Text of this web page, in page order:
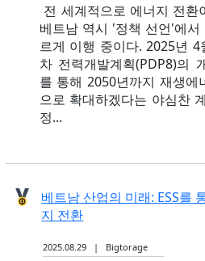
전 세계적으로 에너지 전환
베트남 역시 '정책 선언'에
르게 이행 중이다. 2025년
차 전력개발계획(PDP8)의
를 통해 2050년까지 재생에
으로 확대하겠다는 야심찬
정...
베트남 산업의 미래: ESS를
지 전환
2025.08.29 | Bigtorage